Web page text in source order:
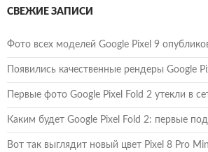
СВЕЖИЕ ЗАПИСИ
Фото всех моделей Google Pixel 9
Появились качественные рендеры Google
Первые фото Google Pixel Fold 2 утекли в
Каким будет Google Pixel Fold 2: первые
Вот так выглядит новый цвет Pixel 8 Pro